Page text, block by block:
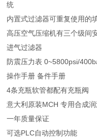
统
内置式过滤器可重复使用的
高压空气压缩机有三个级间
进气过滤器
防震压力表 0~5800psi/
操作手册 备件手册
4条充瓶软管都配有充瓶阀
意大利原装MCH 专用合成
一年质量保证
可选PLC自动控制功能